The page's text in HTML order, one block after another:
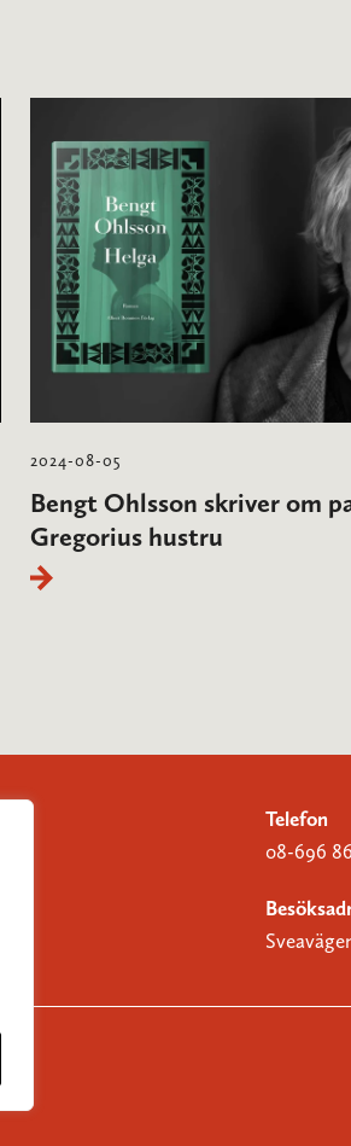
2024-08-05
Bengt Ohlsson skriver om
Gregorius hustru
Telefon
08-696